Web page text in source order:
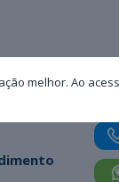
melhor. Ao